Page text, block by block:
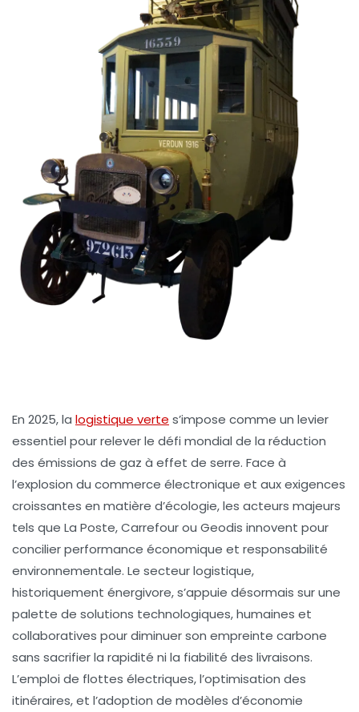
En 2025, la logistique verte s’impose comme un levier
essentiel pour relever le défi mondial de la réduction
des émissions de gaz à effet de serre. Face à
l’explosion du commerce électronique et aux exigences
croissantes en matière d’écologie, les acteurs majeurs
tels que La Poste,Carrefourou Geodis innovent pour
concilier performance économique et responsabilité
environnementale. Le secteur logistique,
historiquement énergivore, s’appuie désormais sur une
palette de solutions technologiques, humaines et
collaboratives pour diminuer son empreinte carbone
sans sacrifier la rapidité ni la fiabilité des livraisons.
L’emploi de flottes électriques, l’optimisation des
itinéraires, et l’adoption de modèles d’économie